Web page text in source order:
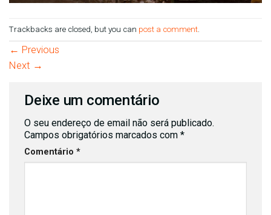
Trackbacks are closed, but you can post a comment.
← Previous
Next →
Deixe um comentário
O seu endereço de email não será publicado.
Campos obrigatórios marcados com *
Comentário *